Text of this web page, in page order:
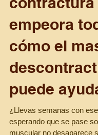
relajateenlacreme
Por qué
contractura
empeora